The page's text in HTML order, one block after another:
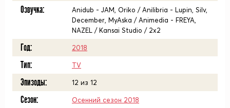
Озвучка:
Anidub - JAM, Oriko / Anilibria - Lupin, Silv,
December, MyAska / Animedia - FREYA,
NAZEL / Kansai Studio / 2x2
Год: 2018
Тип: TV
Эпизоды: 12 из 12
Сезон: Осенний сезон 2018